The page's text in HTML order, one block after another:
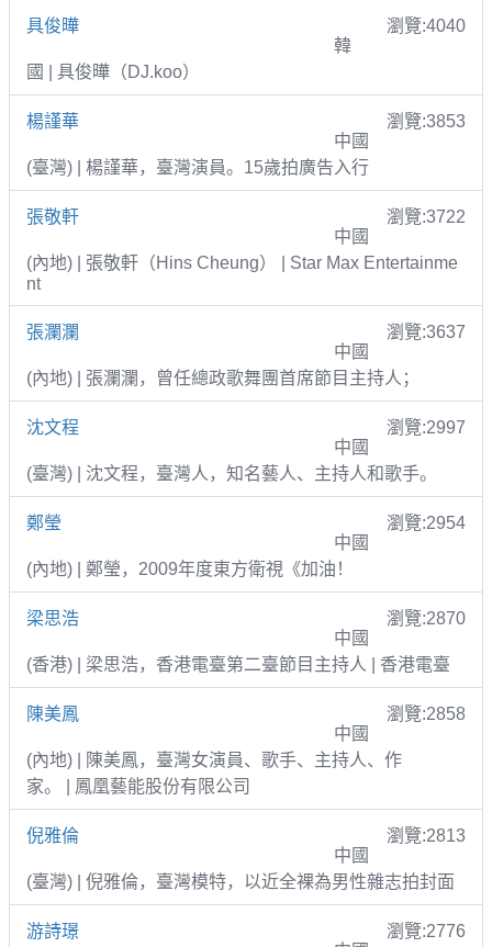
具俊曄
瀏覽:4040
韓
國 | 具俊曄（DJ.koo）
楊謹華
瀏覽:3853
中國
(臺灣) | 楊謹華，臺灣演員。15歲拍廣告入行
張敬軒
瀏覽:3722
中國
(內地) | 張敬軒（Hins Cheung） | Star Max Entertainme
nt
張瀾瀾
瀏覽:3637
中國
(內地) | 張瀾瀾，曾任總政歌舞團首席節目主持人；
沈文程
瀏覽:2997
中國
(臺灣) | 沈文程，臺灣人，知名藝人、主持人和歌手。
鄭瑩
瀏覽:2954
中國
(內地) | 鄭瑩，2009年度東方衛視《加油！
梁思浩
瀏覽:2870
中國
(香港) | 梁思浩，香港電臺第二臺節目主持人 | 香港電臺
陳美鳳
瀏覽:2858
中國
(內地) | 陳美鳳，臺灣女演員、歌手、主持人、作
家。 | 鳳凰藝能股份有限公司
倪雅倫
瀏覽:2813
中國
(臺灣) | 倪雅倫，臺灣模特，以近全裸為男性雜志拍封面
游詩璟
瀏覽:2776